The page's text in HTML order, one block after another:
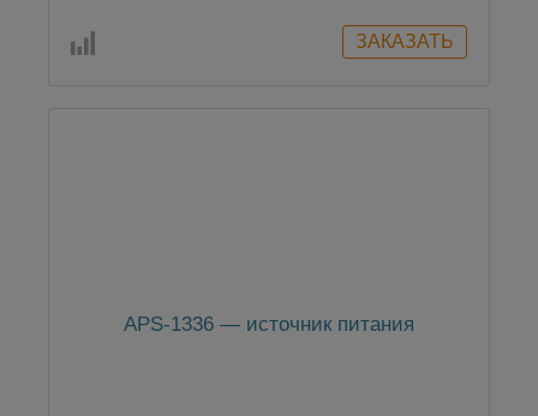
APS-1336 — источник питания